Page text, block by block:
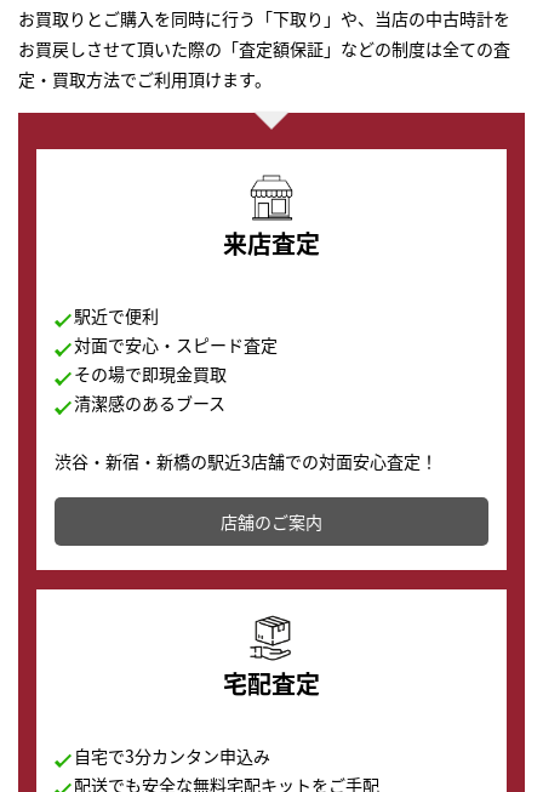
お買取りとご購入を同時に行う「下取り」や、当店の中古時計を
お買戻しさせて頂いた際の「査定額保証」などの制度は全ての査
定・買取方法でご利用頂けます。
来店査定
駅近で便利
対面で安心・スピード査定
その場で即現金買取
清潔感のあるブース
渋谷・新宿・新橋の駅近3店舗での対面安心査定！
その場で現金買取致します。渋谷本店では、時計販売の
店舗を併設しており、下取りに出してお得に新しい時計
の購入もできます♪
店舗のご案内
宅配査定
自宅で3分カンタン申込み
配送でも安全な無料宅配キットをご手配